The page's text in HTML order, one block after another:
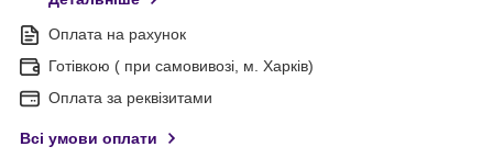
Оплата на рахунок
Готівкою ( при самовивозі, м. Харків)
Оплата за реквізитами
Всі умови оплати